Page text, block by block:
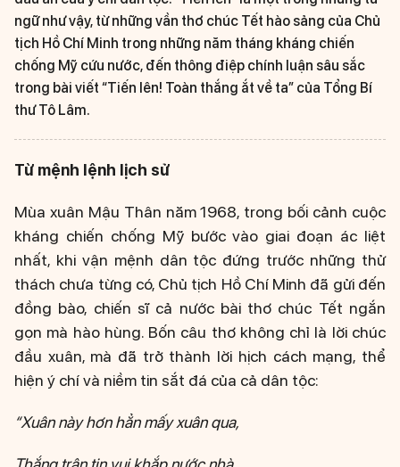
ngữ như vậy, từ những vần thơ chúc Tết hào sảng của Chủ
tịch Hồ Chí Minh trong những năm tháng kháng chiến
chống Mỹ cứu nước, đến thông điệp chính luận sâu sắc
trong bài viết “Tiến lên! Toàn thắng ắt về ta” của Tổng Bí
thư Tô Lâm.
Từ mệnh lệnh lịch sử
Mùa xuân Mậu Thân năm 1968, trong bối cảnh cuộc
kháng chiến chống Mỹ bước vào giai đoạn ác liệt
nhất, khi vận mệnh dân tộc đứng trước những thử
thách chưa từng có, Chủ tịch Hồ Chí Minh đã gửi đến
đồng bào, chiến sĩ cả nước bài thơ chúc Tết ngắn
gọn mà hào hùng. Bốn câu thơ không chỉ là lời chúc
đầu xuân, mà đã trở thành lời hịch cách mạng, thể
hiện ý chí và niềm tin sắt đá của cả dân tộc:
“Xuân này hơn hẳn mấy xuân qua,